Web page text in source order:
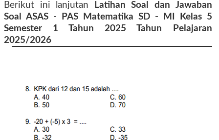
Berikut ini lanjutan
Latihan Soal dan Jawaban
Soal ASAS - PAS Matematika SD - MI Kelas 5
Semester 1 Tahun 2025 Tahun Pelajaran
2025/2026